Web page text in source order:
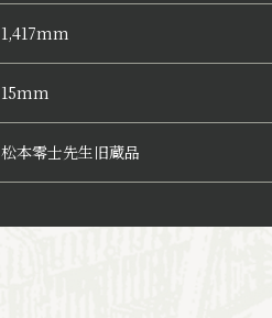
1,417mm
15mm
松本零士先生旧蔵品